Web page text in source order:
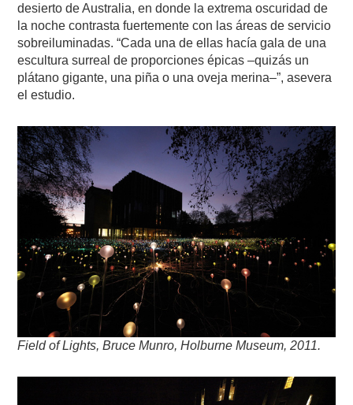
desierto de Australia, en donde la extrema oscuridad de
la noche contrasta fuertemente con las áreas de servicio
sobreiluminadas. “Cada una de ellas hacía gala de una
escultura surreal de proporciones épicas –quizás un
plátano gigante, una piña o una oveja merina–”, asevera
el estudio.
Field of Lights, Bruce Munro, Holburne Museum, 2011.